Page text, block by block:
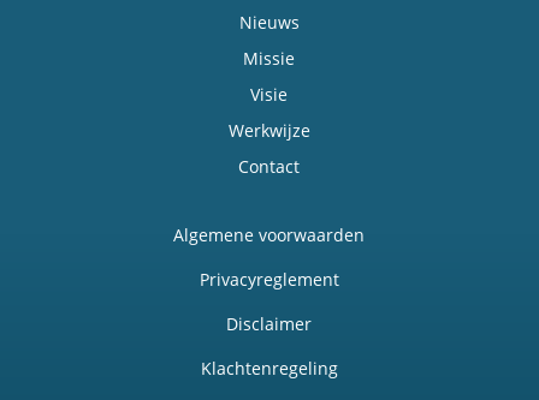
Nieuws
Missie
Visie
Werkwijze
Contact
Algemene voorwaarden
Privacyreglement
Disclaimer
Klachtenregeling